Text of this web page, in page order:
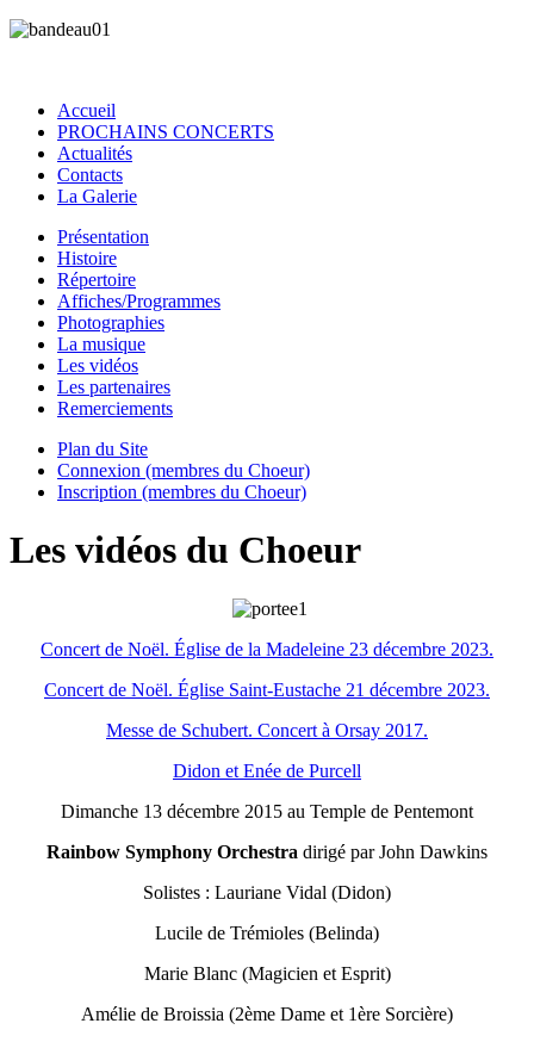
Accueil
PROCHAINS CONCERTS
Actualités
Contacts
La Galerie
Présentation
Histoire
Répertoire
Affiches/Programmes
Photographies
La musique
Les vidéos
Les partenaires
Remerciements
Plan du Site
Connexion (membres du Choeur)
Inscription (membres du Choeur)
Les vidéos du Choeur
Concert de Noël. Église de la Madeleine 23 décembre 2023.
Concert de Noël. Église Saint-Eustache 21 décembre 2023.
Messe de Schubert. Concert à Orsay 2017.
Didon et Enée de Purcell
Dimanche 13 décembre 2015 au Temple de Pentemont
Rainbow Symphony Orchestra dirigé par John Dawkins
Solistes : Lauriane Vidal (Didon)
Lucile de Trémioles (Belinda)
Marie Blanc (Magicien et Esprit)
Amélie de Broissia (2ème Dame et 1ère Sorcière)